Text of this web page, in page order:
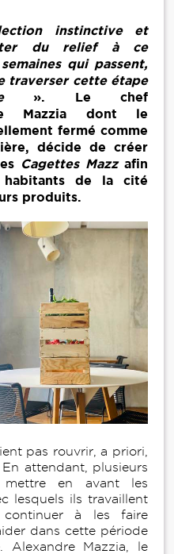
instinctive et
du relief à ce
qui passent,
traverser cette étape
». Le chef
Mazzia dont le
fermé comme
décide de créer
Cagettes Mazzafin
de la cité
produits.
pas rouvrir, a priori,
attendant, plusieurs
en avant les
lesquels ils travaillent
à les faire
dans cette période
Alexandre Mazzia, le